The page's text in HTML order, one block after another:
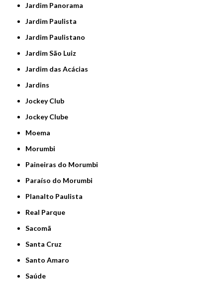
Jardim Panorama
Jardim Paulista
Jardim Paulistano
Jardim São Luiz
Jardim das Acácias
Jardins
Jockey Club
Jockey Clube
Moema
Morumbi
Paineiras do Morumbi
Paraíso do Morumbi
Planalto Paulista
Real Parque
Sacomã
Santa Cruz
Santo Amaro
Saúde